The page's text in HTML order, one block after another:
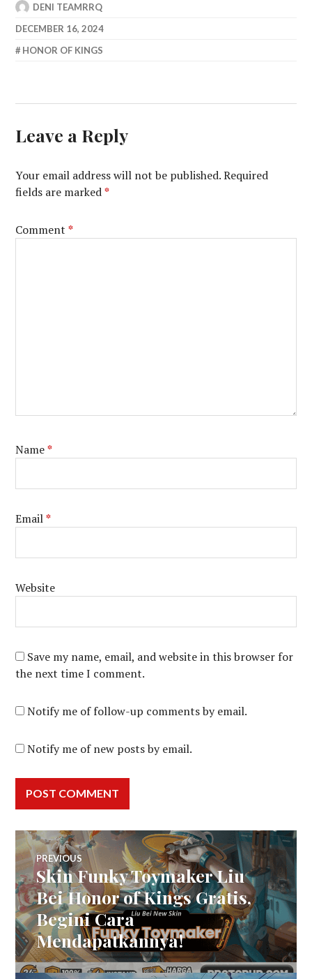
DENI TEAMRRQ
DECEMBER 16, 2024
HONOR OF KINGS
Leave a Reply
Your email address will not be published. Required
fields are marked*
Comment*
Name*
Email*
Website
Save my name, email, and website in this browser for
the next time I comment.
Notify me of follow-up comments by email.
Notify me of new posts by email.
Post
navigation
PREVIOUS
Previous
post:
Skin Funky Toymaker Liu
Bei Honor of Kings Gratis,
Begini Cara
Mendapatkannya!